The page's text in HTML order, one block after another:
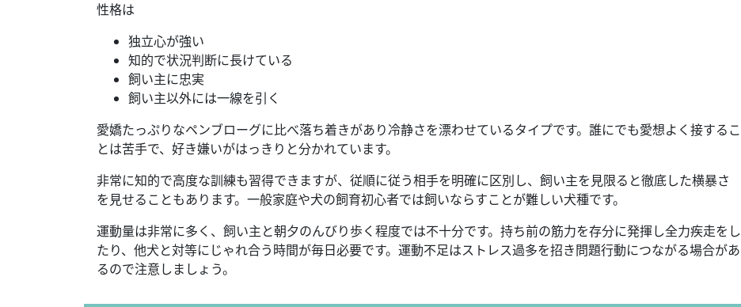
性格は
独立心が強い
知的で状況判断に長けている
飼い主に忠実
飼い主以外には一線を引く
愛嬌たっぷりなペンブローグに比べ落ち着きがあり冷静さを漂わせているタイプです。誰にでも愛想よく接するこ
とは苦手で、好き嫌いがはっきりと分かれています。
非常に知的で高度な訓練も習得できますが、従順に従う相手を明確に区別し、飼い主を見限ると徹底した横暴さ
を見せることもあります。一般家庭や犬の飼育初心者では飼いならすことが難しい犬種です。
運動量は非常に多く、飼い主と朝夕のんびり歩く程度では不十分です。持ち前の筋力を存分に発揮し全力疾走をし
たり、他犬と対等にじゃれ合う時間が毎日必要です。運動不足はストレス過多を招き問題行動につながる場合があ
るので注意しましょう。